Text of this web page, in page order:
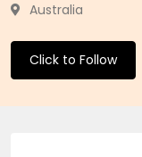
Australia
Click to Follow